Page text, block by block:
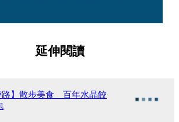
延伸閱讀
路】散步美食 百年水晶餃